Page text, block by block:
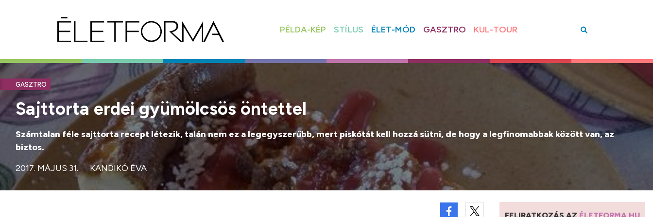
PÉLDA-KÉP STÍLUS ÉLET-MÓD GASZTRO KUL-TOUR
GASZTRO
Sajttorta erdei gyümölcsös öntettel
Számtalan féle sajttorta recept létezik, talán nem ez a legegyszerűbb, mert piskótát kell hozzá sütni, de hogy a legfinomabbak között van, az
biztos.
2017. MÁJUS 31.
KANDIKÓ ÉVA